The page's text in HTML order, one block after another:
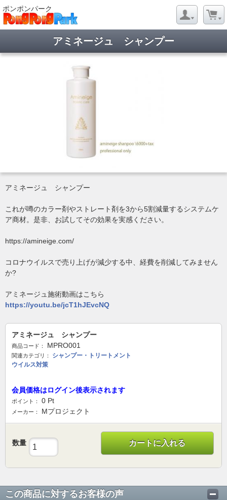
ポンポンパーク
アミネージュ シャンプー
アミネージュ シャンプー
これが噂のカラー剤やストレート剤を3から5割減量するシステムケ
ア商材。是非、お試してその効果を実感ください。
https://amineige.com/
コロナウイルスで売り上げが減少する中、経費を削減してみません
か?
アミネージュ施術動画はこちら
https://youtu.be/jcT1hJEvcNQ
アミネージュ シャンプー
商品コード： MPRO001
関連カテゴリ：
シャンプー・トリートメント
ウイルス対策
会員価格はログイン後表示されます
ポイント： 0 Pt
メーカー： Mプロジェクト
数量 カートに入れる
この商品に対するお客様の声